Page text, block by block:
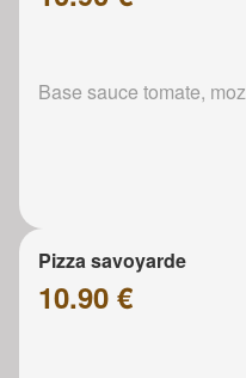
Base sauce tomate,
Pizza savoyarde
10.90 €